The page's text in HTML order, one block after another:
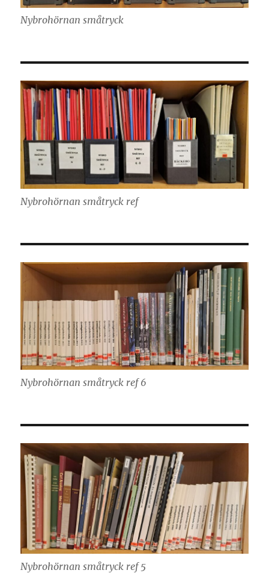
Nybrohörnan småtryck
Nybrohörnan småtryck ref
Nybrohörnan småtryck ref 6
Nybrohörnan småtryck ref 5